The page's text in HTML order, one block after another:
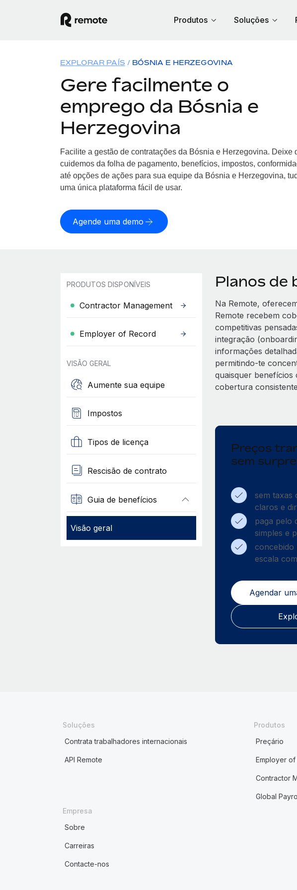
Produtos Soluções
EXPLORAR PAÍS BÓSNIA E HERZEGOVINA
Gere facilmente o
emprego da Bósnia e
Herzegovina
Facilite a gestão de contratações da Bósnia e Herzegovina. Deixe
cuidemos da folha de pagamento, benefícios, impostos,
até opções de ações para sua equipe da Bósnia e Herzegovina,
uma única plataforma fácil de usar.
Agende uma demo
PRODUTOS DISPONÍVEIS
Contractor Management
Employer of Record
VISÃO GERAL
Aumente sua equipe
Impostos
Tipos de licença
Rescisão de contrato
Guia de benefícios
Visão geral
Planos de
Na Remote,
Remote recebem
competitivas
integração
informações
permitindo-te
quaisquer benefícios
cobertura
Preços
sem
sem taxas
claros e
paga pelo
simples e
concebido
escala
Agendar
Soluções
Contrata trabalhadores internacionais
API Remote
Produtos
Preçário
Employer
Contractor
Global
Empresa
Sobre
Carreiras
Contacte-nos